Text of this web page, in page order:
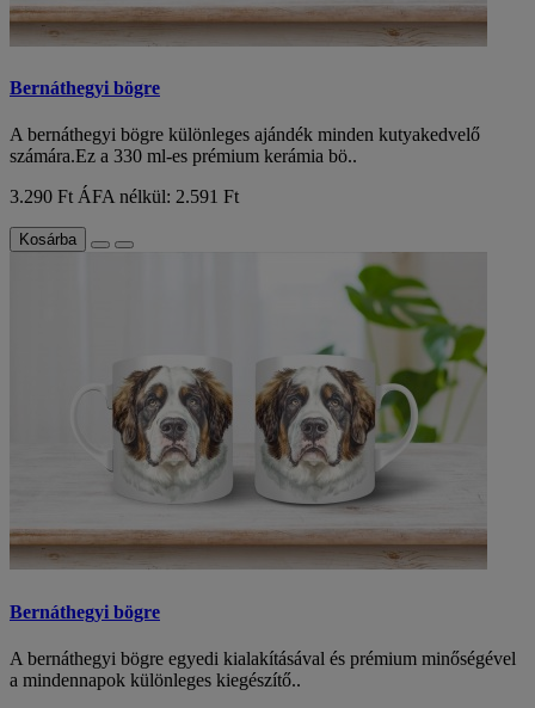
Bernáthegyi bögre
A bernáthegyi bögre különleges ajándék minden kutyakedvelő
számára.Ez a 330 ml-es prémium kerámia bö..
3.290 FtÁFA nélkül: 2.591 Ft
Kosárba
Bernáthegyi bögre
A bernáthegyi bögre egyedi kialakításával és prémium minőségével
a mindennapok különleges kiegészítő..